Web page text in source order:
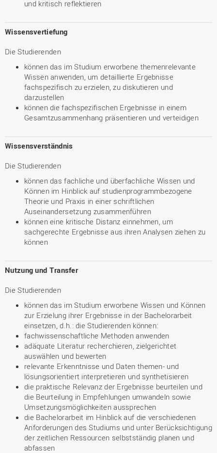
und kritisch reflektieren
Wissensvertiefung
Die Studierenden
können das im Studium erworbene themenrelevante
Wissen anwenden, um detaillierte Ergebnisse
fachspezifisch zu erzielen, zu diskutieren und
darzustellen
können die fachspezifischen Ergebnisse in einem
Gesamtzusammenhang präsentieren und verteidigen
Wissensverständnis
Die Studierenden
können das fachliche und überfachliche Wissen und
Können im Hinblick auf studienprogrammbezogene
Theorie und Praxis in einer schriftlichen
Auseinandersetzung zusammenführen
können eine kritische Distanz einnehmen, um
sachgerechte Ergebnisse aus ihren Analysen ziehen zu
können
Nutzung und Transfer
Die Studierenden
können das im Studium erworbene Wissen und Können
zur Erzielung ihrer Ergebnisse in der Bachelorarbeit
einsetzen, d.h.: die Studierenden können:
fachwissenschaftliche Methoden anwenden
adäquate Literatur recherchieren, zielgerichtet
auswählen und bewerten
relevante Erkenntnisse und Daten themen- und
lösungsorientiert interpretieren und synthetisieren
die praktische Relevanz der Ergebnisse beurteilen und
die Beurteilung in Empfehlungen umwandeln sowie
Umsetzungsmöglichkeiten aussprechen
die Bachelorarbeit im Hinblick auf die verschiedenen
Anforderungen des Studiums und unter Berücksichtigung
der zeitlichen Ressourcen selbstständig planen und
abfassen